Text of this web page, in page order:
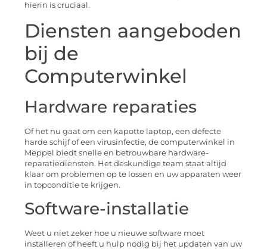
hierin is cruciaal.
Diensten aangeboden
bij de
Computerwinkel
Hardware reparaties
Of het nu gaat om een kapotte laptop, een defecte
harde schijf of een virusinfectie, de computerwinkel in
Meppel biedt snelle en betrouwbare hardware-
reparatiediensten. Het deskundige team staat altijd
klaar om problemen op te lossen en uw apparaten weer
in topconditie te krijgen.
Software-installatie
Weet u niet zeker hoe u nieuwe software moet
installeren of heeft u hulp nodig bij het updaten van uw